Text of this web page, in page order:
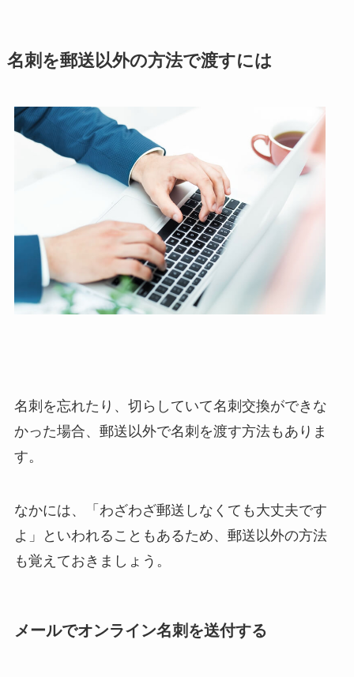
名刺を郵送以外の方法で渡すには
名刺を忘れたり、切らしていて名刺交換ができな
かった場合、郵送以外で名刺を渡す方法もありま
す。
なかには、「わざわざ郵送しなくても大丈夫です
よ」といわれることもあるため、郵送以外の方法
も覚えておきましょう。
メールでオンライン名刺を送付する